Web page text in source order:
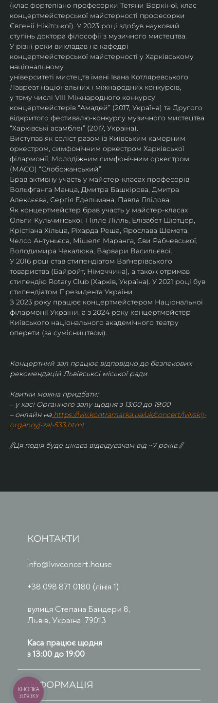
(клас фортепіано професорки Тетяни Веркіної, клас
концертмейстерської майстерності професорки
Євгенії Нікітської). У 2023 році здобув науковий
ступінь доктора філософії з музичного мистецтва.
У різні роки викладав на кафедрі
концертмейстерської майстерності у Харківському
національному
університеті мистецтв імені Івана Котляревського.
Лавреат національних і міжнародних конкурсів,
у тому числі VIII Міжнародного конкурсу
концертмейстерів “Амадей” (2017, Україна) та Другого
відкритого фестивалю-конкурсу музичного мистецтва
“Харківські асамблеї” (2017, Україна).
Виступав як соліст разом із Київським камерним
оркестром, симфонічним оркестром Харківської
філармонії, Молодіжним симфонічним оркестром
(МАСО) “Слобожанський”.
Брав активну участь у майстер-класах професорів
Вольфганга Манца, Дмитра Башкірова, Дмитра
Алексєєва, Сергія Едельмана, Павла Гілілова.
Як концертмейстер брав участь у майстер-класах
Ольги Кульчинської, Пілле Лілль, Елізабет Шютцер,
Крістіана Хільца, Ріхарда Реша, Ярослава Шемета,
Челсо Антуньєса, Мішеля Маранга, Єви Рабчевської,
Володимира Чекалюка, Варвари Васильєвої.
У 2016 році став стипендіатом Ваґнерівського
товариства (Байройт, Німеччина), а також отримав
стипендію Rotary Club (Харків, Україна). У 2021 році був
стипендіатом Президента України.
З 2023 року працює концертмейстером Національної
філармонії України, а з 2024 року концертмейстер
Київського національного академічного театру
оперети (за сумісництвом).
Концертний зал працює відповідно до безпекових
рекомендацій Львівської міської ради.
Квитки можна придбати:
– у касі Органного залу щодня з 13:00 до 19:00
– онлайн на https://lviv.kontramarka.ua/uk/concert/lvivskij-
organnyj-zal-533.html
//Ця подія буде цікава відвідувачам від ~7 років.//
КОНТАКТИ
info@lvivconcert.house
+38 098 871 0180 (лінія 1)
вулиця Степана Бандери 8,
Львів, Україна, 79013
Каса працює щодня
з 13:00 до 19:00
ІНФОРМАЦІЯ
КНОПКА
ЗВ'ЯЗКУ